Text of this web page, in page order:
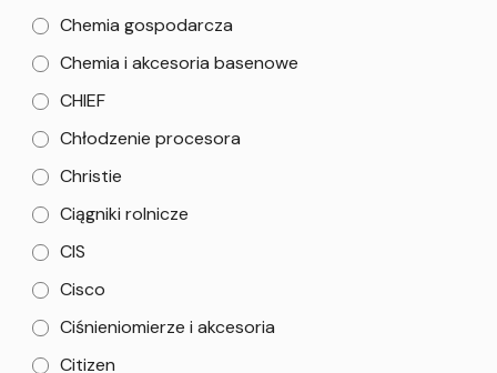
Chemia gospodarcza
Chemia i akcesoria basenowe
CHIEF
Chłodzenie procesora
Christie
Ciągniki rolnicze
CIS
Cisco
Ciśnieniomierze i akcesoria
Citizen